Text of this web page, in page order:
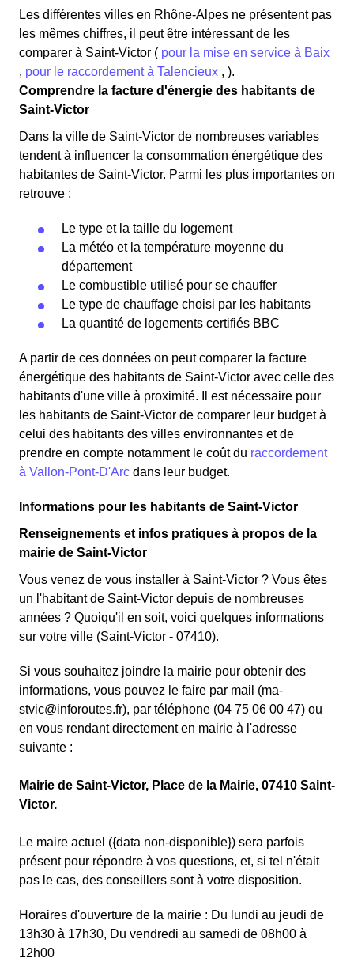
Les différentes villes en Rhône-Alpes ne présentent pas
les mêmes chiffres, il peut être intéressant de les
comparer à Saint-Victor ( pour la mise en service à Baix
, pour le raccordement à Talencieux , ).
Comprendre la facture d'énergie des habitants de
Saint-Victor
Dans la ville de Saint-Victor de nombreuses variables
tendent à influencer la consommation énergétique des
habitantes de Saint-Victor. Parmi les plus importantes on
retrouve :
Le type et la taille du logement
La météo et la température moyenne du
département
Le combustible utilisé pour se chauffer
Le type de chauffage choisi par les habitants
La quantité de logements certifiés BBC
A partir de ces données on peut comparer la facture
énergétique des habitants de Saint-Victor avec celle des
habitants d'une ville à proximité. Il est nécessaire pour
les habitants de Saint-Victor de comparer leur budget à
celui des habitants des villes environnantes et de
prendre en compte notamment le coût du raccordement
à Vallon-Pont-D'Arc dans leur budget.
Informations pour les habitants de Saint-Victor
Renseignements et infos pratiques à propos de la
mairie de Saint-Victor
Vous venez de vous installer à Saint-Victor ? Vous êtes
un l'habitant de Saint-Victor depuis de nombreuses
années ? Quoiqu'il en soit, voici quelques informations
sur votre ville (Saint-Victor - 07410).
Si vous souhaitez joindre la mairie pour obtenir des
informations, vous pouvez le faire par mail (ma-
stvic@inforoutes.fr), par téléphone (04 75 06 00 47) ou
en vous rendant directement en mairie à l'adresse
suivante :
Mairie de Saint-Victor, Place de la Mairie, 07410 Saint-
Victor.
Le maire actuel ({data non-disponible}) sera parfois
présent pour répondre à vos questions, et, si tel n'était
pas le cas, des conseillers sont à votre disposition.
Horaires d'ouverture de la mairie : Du lundi au jeudi de
13h30 à 17h30, Du vendredi au samedi de 08h00 à
12h00